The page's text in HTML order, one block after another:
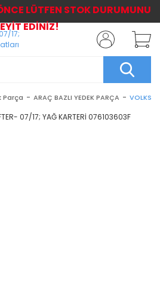
Parça ARAÇ BAZLI YEDEK PARÇA
LÜTFEN STOK DURUMUNU
EDİNİZ!